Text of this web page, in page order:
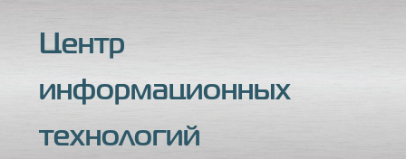
Центр
информационных
технологий